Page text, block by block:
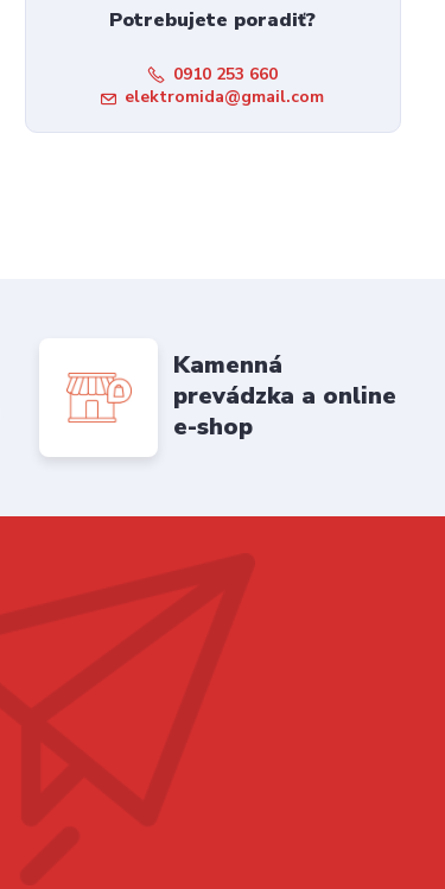
Potrebujete poradiť?
0910 253 660
elektromida@gmail.com
Kamenná
prevádzka a online
e-shop